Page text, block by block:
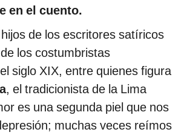
en el cuento.
de los escritores satíricos
los costumbristas
siglo XIX, entre quienes figura
, el tradicionista de la Lima
es una segunda piel que nos
muchas veces reímos